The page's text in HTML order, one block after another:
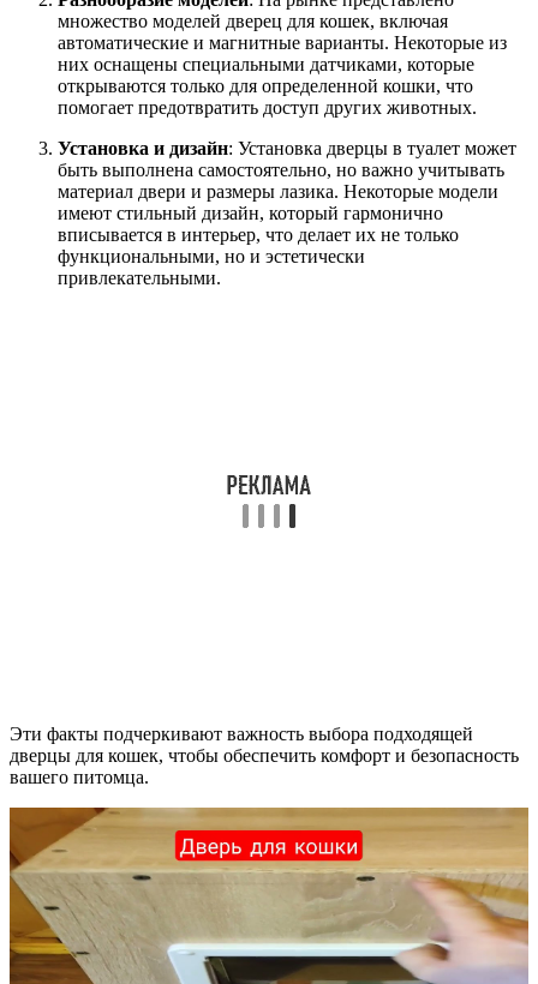
множество моделей дверец для кошек, включая
автоматические и магнитные варианты. Некоторые из
них оснащены специальными датчиками, которые
открываются только для определенной кошки, что
помогает предотвратить доступ других животных.
Установка и дизайн: Установка дверцы в туалет может
быть выполнена самостоятельно, но важно учитывать
материал двери и размеры лазика. Некоторые модели
имеют стильный дизайн, который гармонично
вписывается в интерьер, что делает их не только
функциональными, но и эстетически
привлекательными.
Эти факты подчеркивают важность выбора подходящей
дверцы для кошек, чтобы обеспечить комфорт и безопасность
вашего питомца.